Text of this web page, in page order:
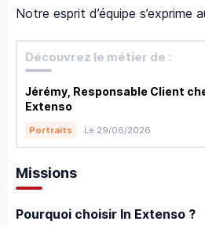
Notre esprit d’équipe s’exprime
Découvrez le métier de :
Jérémy, Responsable Client
Extenso
Portraits Le 29/06/2026
Missions
Pourquoi choisir In Extenso ?